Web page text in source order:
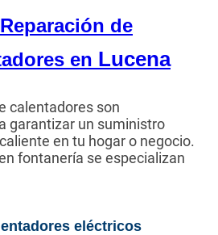
de
en Lucena
calentadores son
garantizar un suministro
en tu hogar o negocio.
fontanería se especializan
eléctricos